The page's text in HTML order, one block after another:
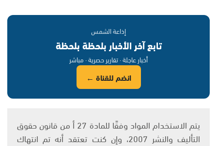
إذاعة الشمس
تابع آخر الأخبار بلحظة بلحظة
أخبار عاجلة · تقارير حصرية · مباشر
انضم للقناة ←
يتم الاستخدام المواد وفقًا للمادة 27 أ من قانون حقوق
التأليف والنشر 2007، وإن كنت تعتقد أنه تم انتهاك